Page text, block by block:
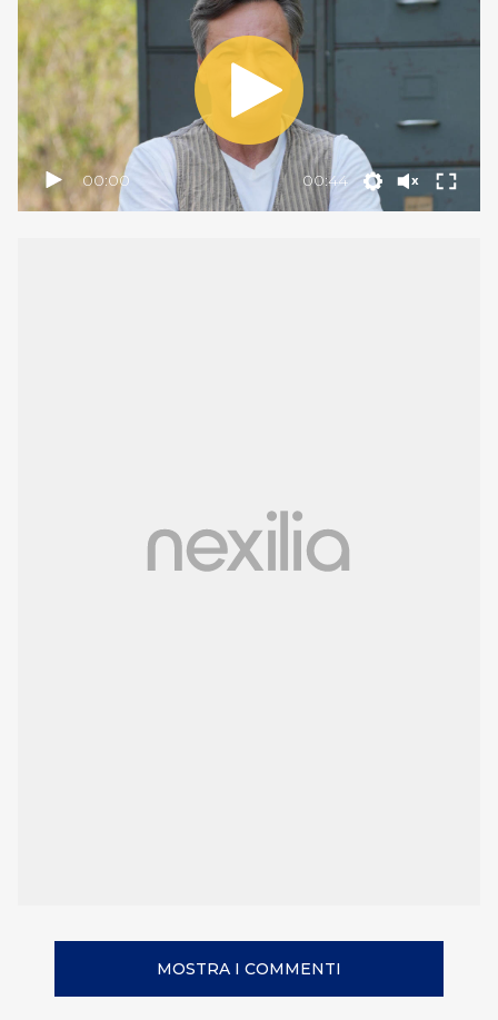
00:00 00:44
MOSTRA I COMMENTI